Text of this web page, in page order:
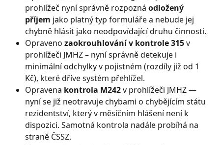
prohlížeč nyní správně rozpozná odložený
příjem jako platný typ formuláře a nebude jej
chybně hlásit jako neodpovídající druhu činnosti.
Opraveno zaokrouhlování v kontrole 315 v
prohlížeči JMHZ – nyní správně detekuje i
minimální odchylky v pojistném (rozdíly již od 1
Kč), které dříve systém přehlížel.
Opravena kontrola M242 v prohlížeči JMHZ —
nyní se již neotravuje chybami o chybějícím státu
rezidentství, který v měsíčním hlášení není k
dispozici. Samotná kontrola nadále probíhá na
straně ČSSZ.